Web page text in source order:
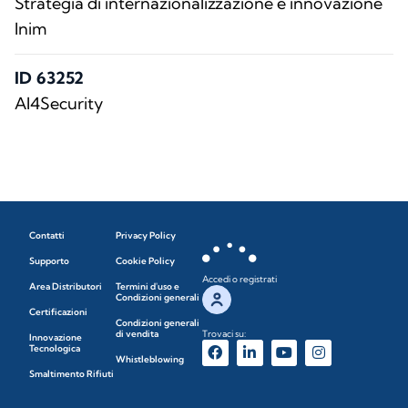
Inim
ID 63252
AI4Security
Contatti
Supporto
Area Distributori
Certificazioni
Innovazione
Tecnologica
Smaltimento Rifiuti
Privacy Policy
Cookie Policy
Termini d'uso e
Condizioni generali
Condizioni generali
di vendita
Whistleblowing
Accedi o registrati
Trovaci su: